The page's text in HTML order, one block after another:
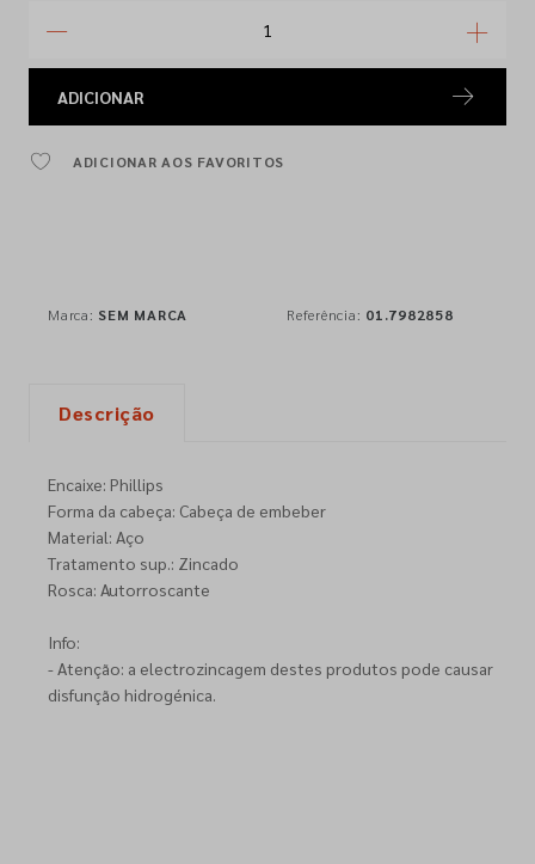
ADICIONAR
ADICIONAR AOS FAVORITOS
Marca: SEM MARCA Referência: 01.7982858
Descrição
Encaixe: Phillips
Forma da cabeça: Cabeça de embeber
Material: Aço
Tratamento sup.: Zincado
Rosca: Autorroscante
Info:
- Atenção: a electrozincagem destes produtos pode causar
disfunção hidrogénica.